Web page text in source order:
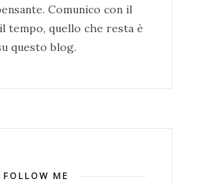
Comunico con il
tempo, quello che resta è
questo blog.
FOLLOW ME